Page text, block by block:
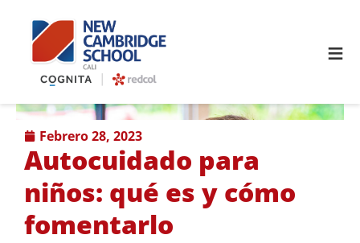
≡
febrero 28, 2023
Autocuidado para
niños: qué es y cómo
fomentarlo